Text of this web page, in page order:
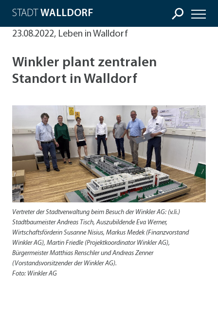
STADT WALLDORF
23.08.2022, Leben in Walldorf
Winkler plant zentralen
Standort in Walldorf
Vertreter der Stadtverwaltung beim Besuch der Winkler AG: (v.li.)
Stadtbaumeister Andreas Tisch, Auszubildende Eva Werner,
Wirtschaftsförderin Susanne Nisius, Markus Medek (Finanzvorstand
Winkler AG), Martin Friedle (Projektkoordinator Winkler AG),
Bürgermeister Matthias Renschler und Andreas Zenner
(Vorstandsvorsitzender der Winkler AG).
Foto: Winkler AG